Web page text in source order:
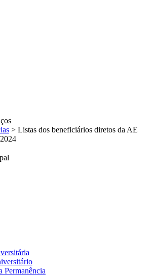
> Listas dos beneficiários diretos da AE
Permanência